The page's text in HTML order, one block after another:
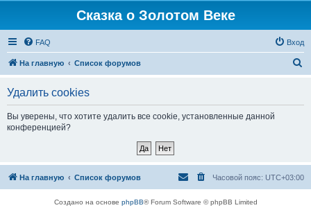
Сказка о Золотом Веке
FAQ Вход
На главную Список форумов
Удалить cookies
Вы уверены, что хотите удалить все cookie, установленные данной
конференцией?
На главную Список форумов Часовой пояс: UTC+03:00
Создано на основе phpBB® Forum Software © phpBB Limited